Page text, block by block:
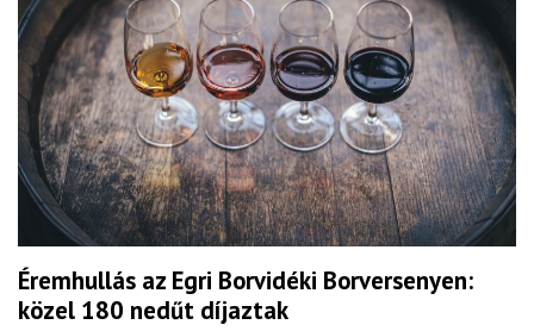
Éremhullás az Egri Borvidéki Borversenyen:
közel 180 nedűt díjaztak